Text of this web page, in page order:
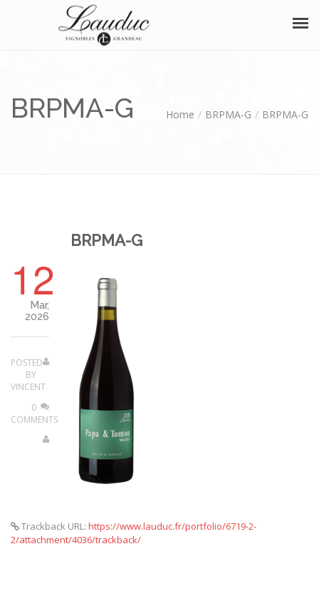
BRPMA-G Home BRPMA-G BRPMA-G
12
Mar,
2026
POSTED
BY
VINCENT
0
COMMENTS
BRPMA-G
Trackback URL: https://www.lauduc.fr/portfolio/6719-2-
2/attachment/4036/trackback/